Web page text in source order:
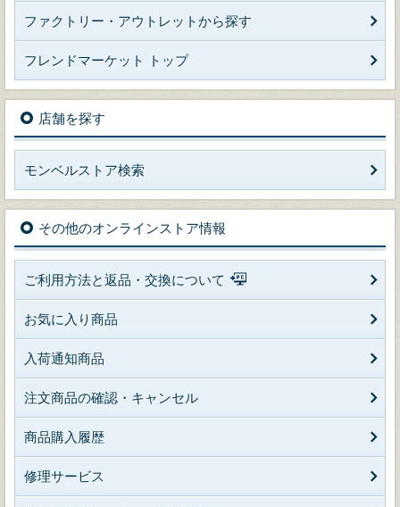
ファクトリー・アウトレットから探す
フレンドマーケット トップ
店舗を探す
モンベルストア検索
その他のオンラインストア情報
ご利用方法と返品・交換について
お気に入り商品
入荷通知商品
注文商品の確認・キャンセル
商品購入履歴
修理サービス